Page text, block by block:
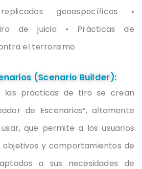
replicados geoespecíficos •
dejuicio • Prácticas de
el terrorismo
(Scenario Builder):
las prácticas de tiro se crean
de Escenarios”,altamente
usar, que permite a los usuarios
objetivos y comportamientos de
a sus necesidades de